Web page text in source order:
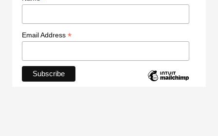
Email Address *